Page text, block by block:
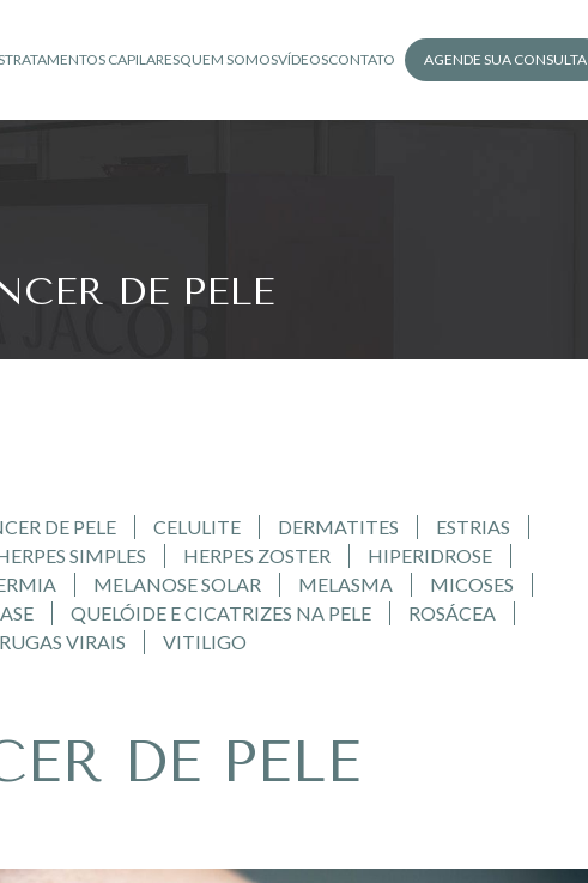
TRATAMENTOS CAPILARESQUEM SOMOSVÍDEOSCONTATO AGENDE SUA CONSULTA
DE PELE
DE PELE CELULITE DERMATITES
ESTRIAS
SIMPLES HERPES ZOSTER
HIPERIDROSE
MELANOSE SOLAR MELASMA
MICOSES
QUELÓIDE E CICATRIZES NA PELE
ROSÁCEA
VIRAIS
VITILIGO
DE PELE